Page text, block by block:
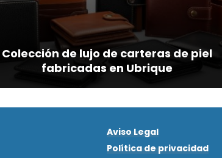
Colección de lujo de carteras de piel
fabricadas en Ubrique
Aviso Legal
Política de privacidad